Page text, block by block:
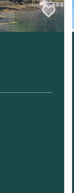
favorite
favorite